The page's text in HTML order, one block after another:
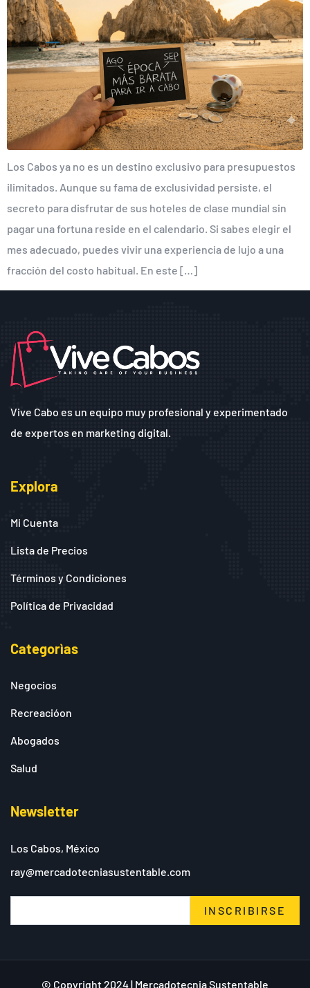
Los Cabos ya no es un destino exclusivo para presupuestos
ilimitados. Aunque su fama de exclusividad persiste, el
secreto para disfrutar de sus hoteles de clase mundial sin
pagar una fortuna reside en el calendario. Si sabes elegir el
mes adecuado, puedes vivir una experiencia de lujo a una
fracción del costo habitual. En este […]
Vive Cabo es un equipo muy profesional y experimentado
de expertos en marketing digital.
Explora
Mi Cuenta
Lista de Precios
Términos y Condiciones
Política de Privacidad
Categorìas
Negocios
Recreacióon
Abogados
Salud
Newsletter
Los Cabos, México
ray@mercadotecniasustentable.com
INSCRIBIRSE
© Copyright 2024 | Mercadotecnia Sustentable